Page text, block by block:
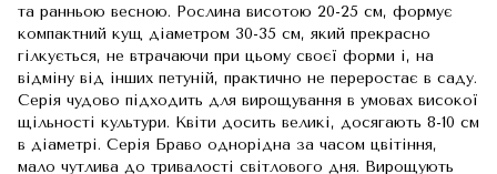
та ранньою весною. Рослина висотою 20-25 см, формує
компактний кущ діаметром 30-35 см, який прекрасно
гілкується, не втрачаючи при цьому своєї форми і, на
відміну від інших петуній, практично не переростає в саду.
Серія чудово підходить для вирощування в умовах високої
щільності культури. Квіти досить великі, досягають 8-10 см
в діаметрі. Серія Браво однорідна за часом цвітіння,
мало чутлива до тривалості світлового дня. Вирощують